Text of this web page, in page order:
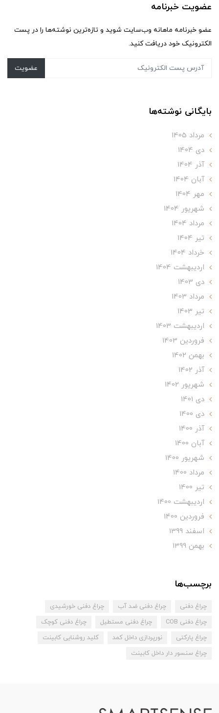
عضویت خبرنامه
عضو خبرنامه ماهانه وب‌سایت شوید و تازه‌ترین نوشته‌ها را در پست
الکترونیک خود دریافت کنید.
عضویت
بایگانی نوشته‌ها
مرداد 1405
دی 1404
آذر 1404
آبان 1404
مهر 1404
شهریور 1404
مرداد 1404
تير 1404
خرداد 1404
ارديبهشت 1404
دی 1403
مرداد 1403
تير 1403
ارديبهشت 1403
فروردین 1403
بهمن 1402
آذر 1402
شهریور 1402
دی 1401
دی 1400
آذر 1400
آبان 1400
شهریور 1400
مرداد 1400
تير 1400
ارديبهشت 1400
فروردین 1400
اسفند 1399
بهمن 1399
برچسب‌ها
چراغ دفنی چراغ دفنی ضد آب
چراغ دفنی خورشیدی
چراغ دفنی COB
چراغ دفنی مستطیل
چراغ دفنی کوچک
چراغ پارکتی
نورپردازی داخل کمد
کلید روشنایی کابینت
چراغ سنسور دار داخل کابینت